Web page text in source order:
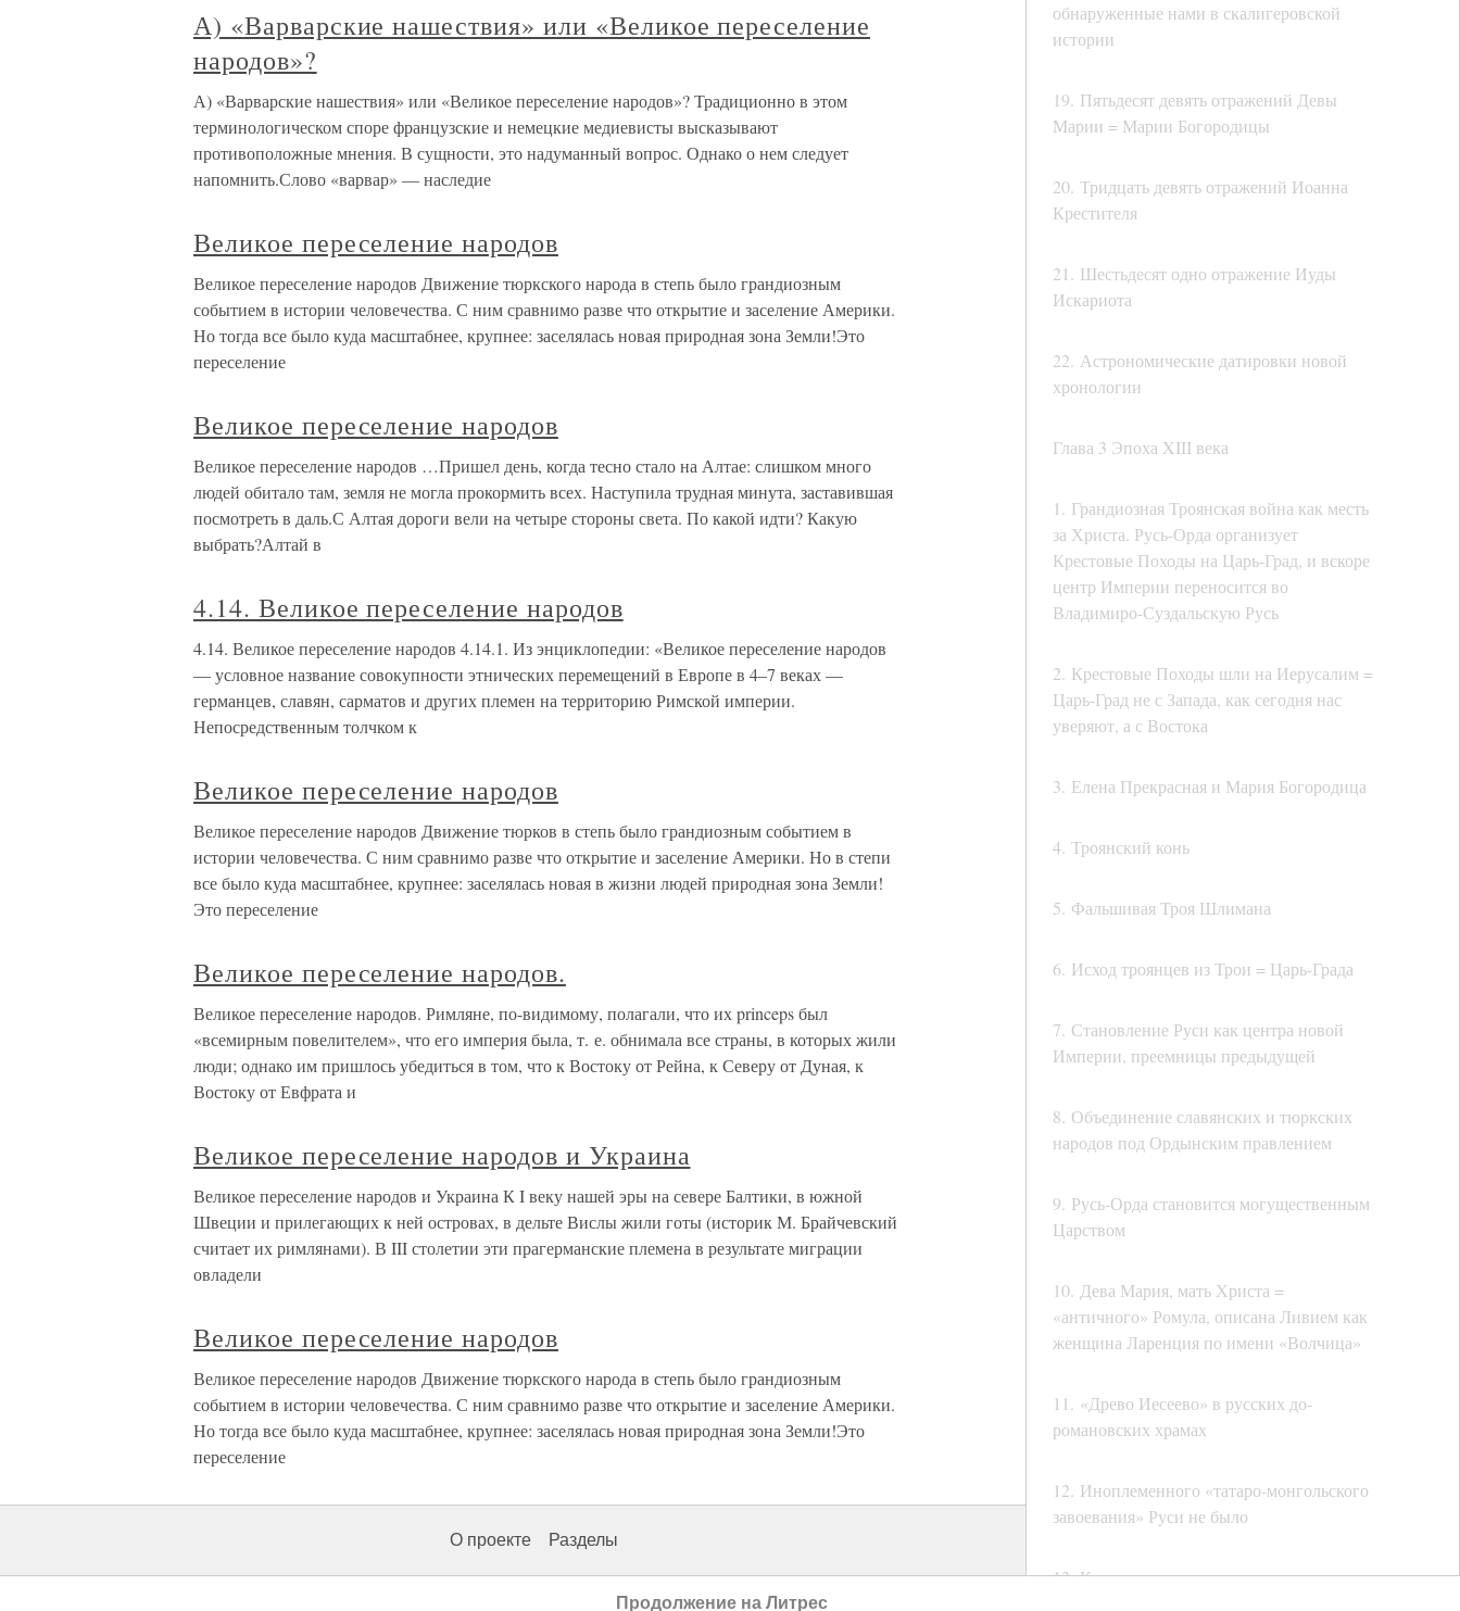
обнаруженные нами в скалигеровской
истории
19. Пятьдесят девять отражений Девы
Марии = Марии Богородицы
20. Тридцать девять отражений Иоанна
Крестителя
21. Шестьдесят одно отражение Иуды
Искариота
22. Астрономические датировки новой
хронологии
Глава 3 Эпоха XIII века
1. Грандиозная Троянская война как месть
за Христа. Русь-Орда организует
Крестовые Походы на Царь-Град, и вскоре
центр Империи переносится во
Владимиро-Суздальскую Русь
2. Крестовые Походы шли на Иерусалим =
Царь-Град не с Запада, как сегодня нас
уверяют, а с Востока
3. Елена Прекрасная и Мария Богородица
4. Троянский конь
5. Фальшивая Троя Шлимана
6. Исход троянцев из Трои = Царь-Града
7. Становление Руси как центра новой
Империи, преемницы предыдущей
8. Объединение славянских и тюркских
народов под Ордынским правлением
9. Русь-Орда становится могущественным
Царством
10. Дева Мария, мать Христа =
«античного» Ромула, описана Ливием как
женщина Ларенция по имени «Волчица»
11. «Древо Иесеево» в русских до-
романовских храмах
12. Иноплеменного «татаро-монгольского
завоевания» Руси не было
13. Когда происходили «античные»
А) «Варварские нашествия» или «Великое переселение
народов»?
А) «Варварские нашествия» или «Великое переселение народов»? Традиционно в этом
терминологическом споре французские и немецкие медиевисты высказывают
противоположные мнения. В сущности, это надуманный вопрос. Однако о нем следует
напомнить.Слово «варвар» — наследие
Великое переселение народов
Великое переселение народов Движение тюркского народа в степь было грандиозным
событием в истории человечества. С ним сравнимо разве что открытие и заселение Америки.
Но тогда все было куда масштабнее, крупнее: заселялась новая природная зона Земли!Это
переселение
Великое переселение народов
Великое переселение народов …Пришел день, когда тесно стало на Алтае: слишком много
людей обитало там, земля не могла прокормить всех. Наступила трудная минута, заставившая
посмотреть в даль.С Алтая дороги вели на четыре стороны света. По какой идти? Какую
выбрать?Алтай в
4.14. Великое переселение народов
4.14. Великое переселение народов 4.14.1. Из энциклопедии: «Великое переселение народов
— условное название совокупности этнических перемещений в Европе в 4–7 веках —
германцев, славян, сарматов и других племен на территорию Римской империи.
Непосредственным толчком к
Великое переселение народов
Великое переселение народов Движение тюрков в степь было грандиозным событием в
истории человечества. С ним сравнимо разве что открытие и заселение Америки. Но в степи
все было куда масштабнее, крупнее: заселялась новая в жизни людей природная зона Земли!
Это переселение
Великое переселение народов.
Великое переселение народов. Римляне, по-видимому, полагали, что их princeps был
«всемирным повелителем», что его империя была, т. е. обнимала все страны, в которых жили
люди; однако им пришлось убедиться в том, что к Востоку от Рейна, к Северу от Дуная, к
Востоку от Евфрата и
Великое переселение народов и Украина
Великое переселение народов и Украина К I веку нашей эры на севере Балтики, в южной
Швеции и прилегающих к ней островах, в дельте Вислы жили готы (историк М. Брайчевский
считает их римлянами). В III столетии эти прагерманские племена в результате миграции
овладели
Великое переселение народов
Великое переселение народов Движение тюркского народа в степь было грандиозным
событием в истории человечества. С ним сравнимо разве что открытие и заселение Америки.
Но тогда все было куда масштабнее, крупнее: заселялась новая природная зона Земли!Это
переселение
О проекте Разделы
Продолжение на Литрес